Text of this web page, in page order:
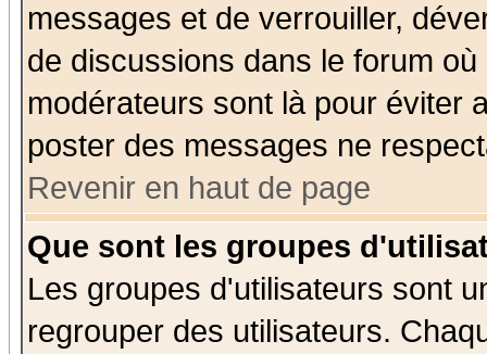
messages et de verrouiller,
de discussions dans le forum
modérateurs sont là pour éviter
poster des messages ne
Revenir en haut de page
Que sont les groupes
Les groupes d'utilisateurs sont
regrouper des utilisateurs.